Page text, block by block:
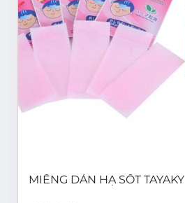
MIẾNG DÁN HẠ SỐT TAYAKY